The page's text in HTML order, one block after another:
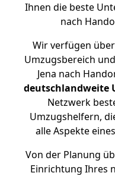
Ihnen die beste
nach
Wir verfügen über
Umzugsbereich
Jena nach
deutschlandweite
Netzwerk
Umzugshelfern,
alle Aspekte
Von der Planung
Einrichtung Ihres